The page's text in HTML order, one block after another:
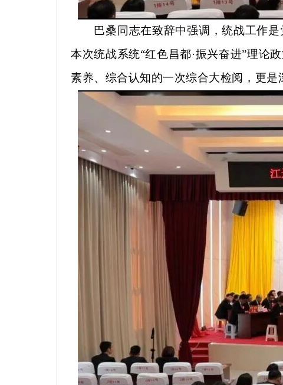
巴桑同志在致辞中强调，统战工作
本次统战系统“红色昌都·振兴奋进”理论
素养、综合认知的一次综合大检阅，更是